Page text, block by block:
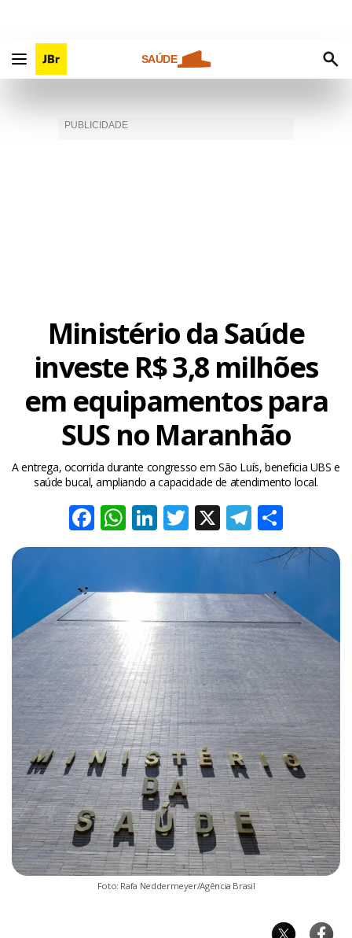
SAÚDE
Ministério da Saúde
investe R$ 3,8 milhões
em equipamentos para
SUS no Maranhão
A entrega, ocorrida durante congresso em São Luís, beneficia UBS e
saúde bucal, ampliando a capacidade de atendimento local.
Facebook
WhatsApp
LinkedIn
Twitter
X
Foto: Rafa Neddermeyer/Agência Brasil